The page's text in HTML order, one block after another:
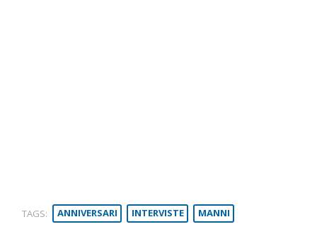
TAGS: ANNIVERSARI INTERVISTE MANNI